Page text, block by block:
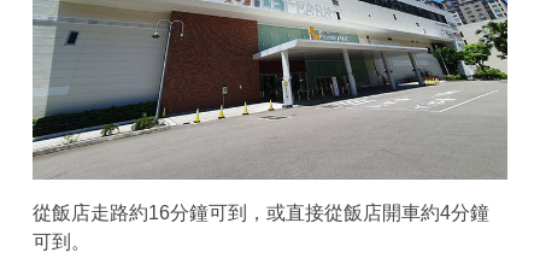
從飯店走路約16分鐘可到，或直接從飯店開車約4分鐘
可到。